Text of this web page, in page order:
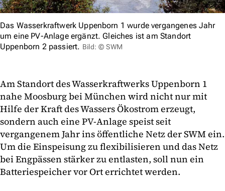
Das Wasserkraftwerk Uppenborn 1 wurde vergangenes Jahr
um eine PV-Anlage ergänzt. Gleiches ist am Standort
Uppenborn 2 passiert. Bild: © SWM
Am Standort des Wasserkraftwerks Uppenborn 1
nahe Moosburg bei München wird nicht nur mit
Hilfe der Kraft des Wassers Ökostrom erzeugt,
sondern auch eine PV-Anlage speist seit
vergangenem Jahr ins öffentliche Netz der SWM ein.
Um die Einspeisung zu flexibilisieren und das Netz
bei Engpässen stärker zu entlasten, soll nun ein
Batteriespeicher vor Ort errichtet werden.